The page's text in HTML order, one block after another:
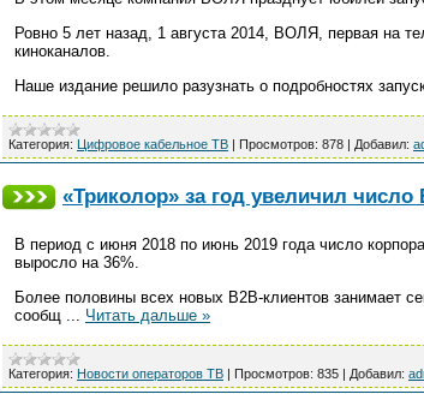
Ровно 5 лет назад, 1 августа 2014, ВОЛЯ, первая на
киноканалов.
Наше издание решило разузнать о подробностях
Категория: Цифровое кабельное ТВ | Просмотров: 878 | Добавил:
«Триколор» за год увеличил число
В период с июня 2018 по июнь 2019 года число
выросло на 36%.
Более половины всех новых B2B-клиентов занимает
сообщ ... Читать дальше »
Категория: Новости операторов ТВ | Просмотров: 835 | Добавил: